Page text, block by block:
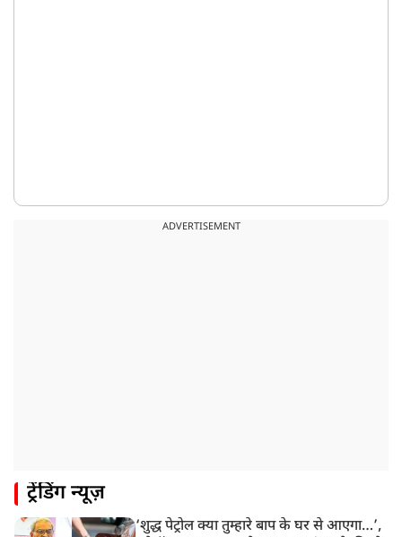
ADVERTISEMENT
ट्रेंडिंग न्यूज़
‘शुद्ध पेट्रोल क्या तुम्हारे बाप के घर से आएगा…’,